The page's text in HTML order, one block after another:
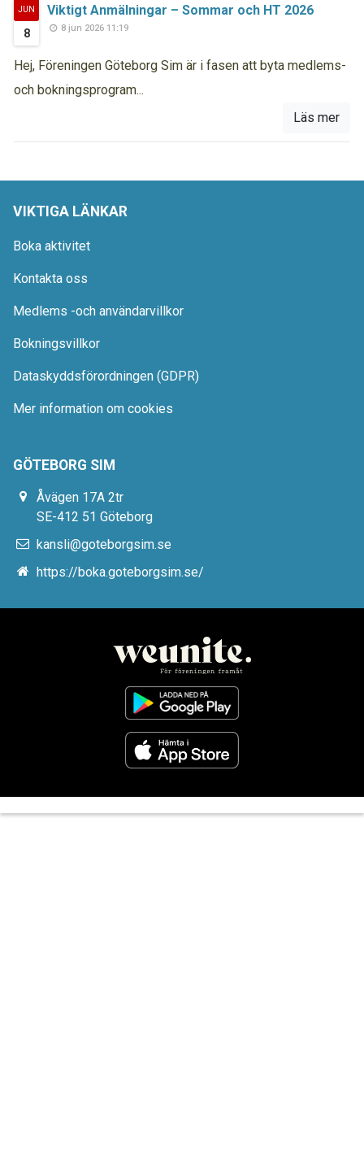
JUN
8
Viktigt Anmälningar – Sommar och HT 2026
8 jun 2026 11:19
Hej, Föreningen Göteborg Sim är i fasen att byta medlems-
och bokningsprogram...
Läs mer
VIKTIGA LÄNKAR
Boka aktivitet
Kontakta oss
Medlems -och användarvillkor
Bokningsvillkor
Dataskyddsförordningen (GDPR)
Mer information om cookies
GÖTEBORG SIM
Åvägen 17A 2tr
SE-412 51 Göteborg
kansli@goteborgsim.se
https://boka.goteborgsim.se/